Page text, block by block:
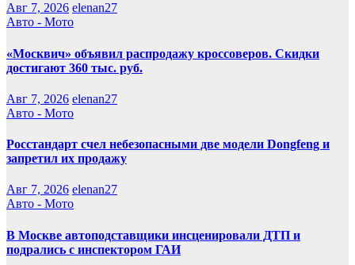
Авг 7, 2026 elenan27
Авто - Мото
«Москвич» объявил распродажу кроссоверов. Скидки
достигают 360 тыс. руб.
Авг 7, 2026 elenan27
Авто - Мото
Росстандарт счел небезопасными две модели Dongfeng и
запретил их продажу
Авг 7, 2026 elenan27
Авто - Мото
В Москве автоподставщики инсценировали ДТП и
подрались с инспектором ГАИ